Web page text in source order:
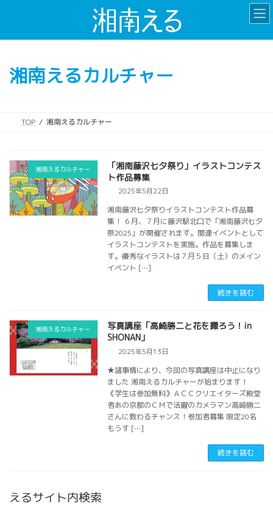
湘南えるカルチャー
TOP 湘南えるカルチャー
湘南えるカルチャー
「湘南藤沢七夕祭り」イラストコンテス
ト作品募集
2025年5月22日
湘南藤沢七夕祭りイラストコンテスト作品募
集！ ６月、７月に藤沢駅北口で「湘南藤沢七夕
祭2025」が開催されます。関連イベントとして
イラストコンテストを実施。作品を募集しま
す。優秀なイラストは７月５日（土）のメイン
イベント […]
続きを読む
湘南えるカルチャー
写真講座「高崎勝二と花を撮ろう！in
SHONAN」
2025年5月13日
★諸事情により、今回の写真講座は中止になり
ました 湘南えるカルチャーが始まります！
《学生は参加無料》ＡＣＣクリエイターズ殿堂
者あの京都のＣＭで活躍のカメラマン高崎勝二
さんに教わるチャンス！参加者募集 限定20名
もうす […]
続きを読む
えるサイト内検索